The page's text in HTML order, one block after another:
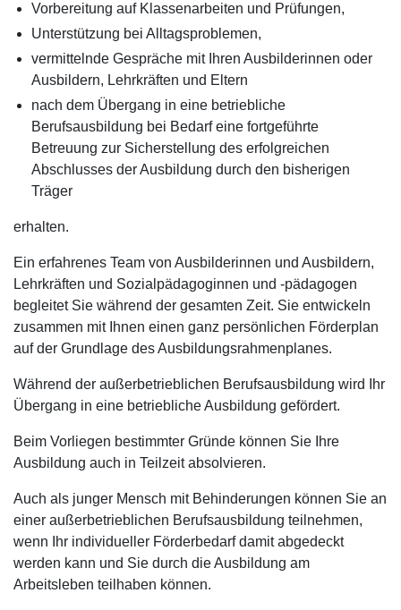
Vorbereitung auf Klassenarbeiten und Prüfungen,
Unterstützung bei Alltagsproblemen,
vermittelnde Gespräche mit Ihren Ausbilderinnen oder
Ausbildern, Lehrkräften und Eltern
nach dem Übergang in eine betriebliche
Berufsausbildung bei Bedarf eine fortgeführte
Betreuung zur Sicherstellung des erfolgreichen
Abschlusses der Ausbildung durch den bisherigen
Träger
erhalten.
Ein erfahrenes Team von Ausbilderinnen und Ausbildern,
Lehrkräften und Sozialpädagoginnen und -pädagogen
begleitet Sie während der gesamten Zeit. Sie entwickeln
zusammen mit Ihnen einen ganz persönlichen Förderplan
auf der Grundlage des Ausbildungsrahmenplanes.
Während der außerbetrieblichen Berufsausbildung wird Ihr
Übergang in eine betriebliche Ausbildung gefördert.
Beim Vorliegen bestimmter Gründe können Sie Ihre
Ausbildung auch in Teilzeit absolvieren.
Auch als junger Mensch mit Behinderungen können Sie an
einer außerbetrieblichen Berufsausbildung teilnehmen,
wenn Ihr individueller Förderbedarf damit abgedeckt
werden kann und Sie durch die Ausbildung am
Arbeitsleben teilhaben können.